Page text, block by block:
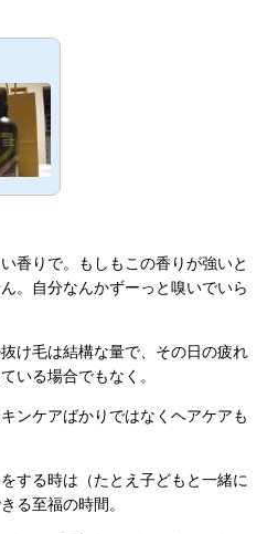
香りで。もしもこの香りが強いと
。自分なんかずーっと嗅いでいら
け毛は結構な量で、その日の疲れ
いる場合でもなく。
ンケアばかりではなくヘアケアも
する時は（たとえ子どもと一緒に
る至福の時間。